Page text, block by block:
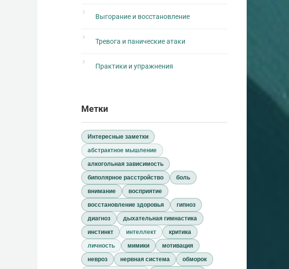
Выгорание и восстановление
Тревога и панические атаки
Практики и упражнения
Метки
Интересные заметки
абстрактное мышление
алкогольная зависимость
биполярное расстройство
боль
внимание
восприятие
восстановление здоровья
гипноз
диагноз
дыхательная гимнастика
инстинкт
интеллект
критика
личность
мимики
мотивация
невроз
нервная система
обморок